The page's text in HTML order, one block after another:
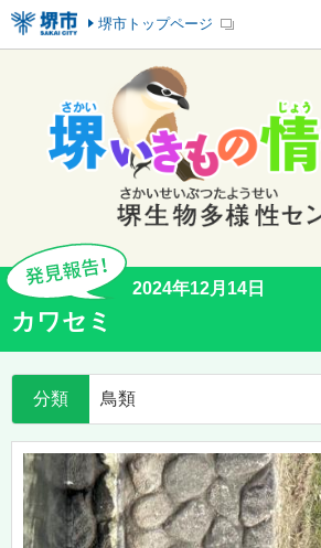
堺市トップページ
2024年12月14日
カワセミ
分類 鳥類